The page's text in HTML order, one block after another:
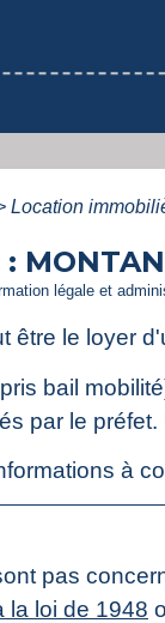
Location
légale et
être le loyer
bail
par le préfet.
à
pas
la loi de 1948